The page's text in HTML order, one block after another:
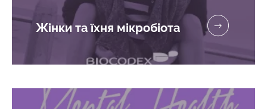
Жінки та їхня мікробіота